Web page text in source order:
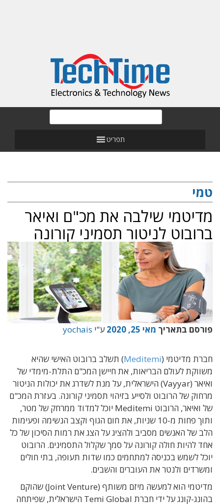
תפריט
טמי
מדיטמי שילבה את מכ"ם ואיאר
ברובוט לניטור תסמיני קורונה
פורסם בתאריך מאי 25, 2020 ע"י yochais
חברת מדיטמי (Meditemi) תשלב ברובוט האישי שהיא
משווקת לעולם הבריאות, את חיישן המכ"ם התלת-מימדי של
ואיאר (Vayyar) הישראלית, על מנת לשדרג את יכולות הניטור
מרחוק של הרובוט ולסייע בזיהוי תסמיני קורונה. בעזרת המכ"ם
של ואיאר, הרובוט Meditemi יוכל למדוד ממרחק של מטר,
ותוך פחות מ-10 שניות, את חום הגוף וקצב הנשימה ופעימות
הלב של האנשים מסביב ולהציג על הצג את רמות הסיכון של כל
אחד להיות חולה קורונה על סמך שקלול התסמינים. הרובוט
יוכל לשמש בכניסה למתחמים כמו שדות תעופה, בתי חולים
ומשרדים ולנטר את העוברים והשבים.
מדיטמי הוא למעשה מיזם משותף (Joint Venture) שהוקם
בהונג-קונג על ידי חברת Temi Global הישראלית, שפיתחה